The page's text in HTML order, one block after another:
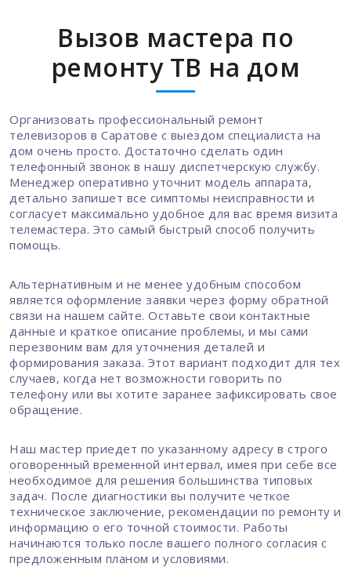
Вызов мастера по
ремонту ТВ на дом
Организовать профессиональный ремонт
телевизоров в Саратове с выездом специалиста на
дом очень просто. Достаточно сделать один
телефонный звонок в нашу диспетчерскую службу.
Менеджер оперативно уточнит модель аппарата,
детально запишет все симптомы неисправности и
согласует максимально удобное для вас время визита
телемастера. Это самый быстрый способ получить
помощь.
Альтернативным и не менее удобным способом
является оформление заявки через форму обратной
связи на нашем сайте. Оставьте свои контактные
данные и краткое описание проблемы, и мы сами
перезвоним вам для уточнения деталей и
формирования заказа. Этот вариант подходит для тех
случаев, когда нет возможности говорить по
телефону или вы хотите заранее зафиксировать свое
обращение.
Наш мастер приедет по указанному адресу в строго
оговоренный временной интервал, имея при себе все
необходимое для решения большинства типовых
задач. После диагностики вы получите четкое
техническое заключение, рекомендации по ремонту и
информацию о его точной стоимости. Работы
начинаются только после вашего полного согласия с
предложенным планом и условиями.